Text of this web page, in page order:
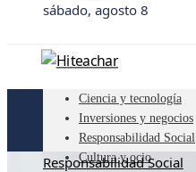
sábado, agosto 8
Ciencia y tecnología
Inversiones y negocios
Responsabilidad Social
Cultura y ocio
Responsabilidad Social